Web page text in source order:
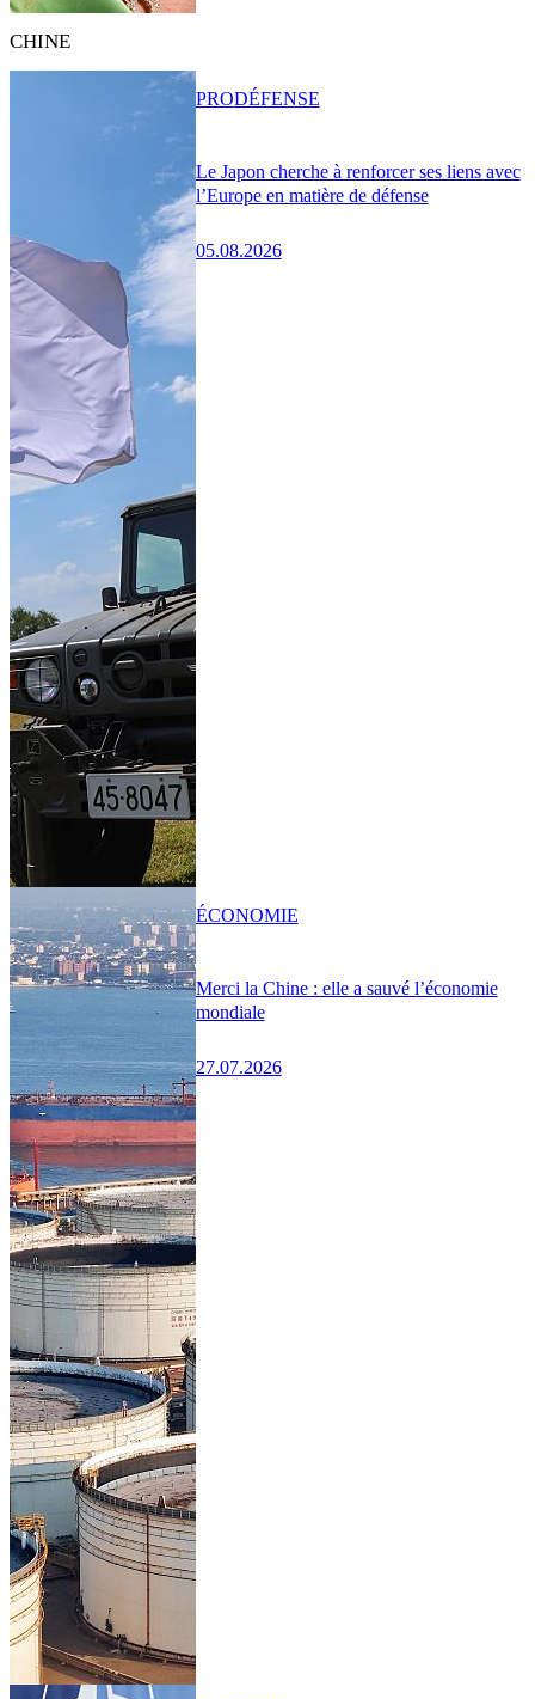
CHINE
Le Japon cherche à renforcer ses liens avec
l’Europe en matière de défense
05.08.2026
PRODÉFENSE
Merci la Chine : elle a sauvé l’économie
mondiale
27.07.2026
ÉCONOMIE